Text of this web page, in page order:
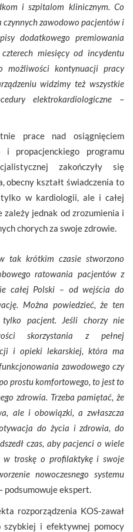
i szpitalom klinicznym. Co
czynnych zawodowo pacjentów i
dodatkowego premiowania
miesięcy od incydentu
możliwości kontynuacji pracy
widzimy też wszystkie
elektrokardiologiczne –
prace nad osiągnięciem
i propacjenckiego programu
zakończyły się
obecny kształt świadczenia to
w kardiologii, ale i całej
zależy jednak od zrozumienia i
chorych za swoje zdrowie.
tak krótkim czasie stworzono
ratowania pacjentów z
całej Polski – od wejścia do
Można powiedzieć, że ten
tylko pacjent. Jeśli chorzy nie
skorzystania z pełnej
i opieki lekarskiej, która ma
zawodowego czy
prostu komfortowego, to jest to
zdrowia. Trzeba pamiętać, że
ale i obowiązki, a zwłaszcza
do życia i zdrowia, do
czas, aby pacjenci o wiele
w troskę o profilaktykę i swoje
nowoczesnego systemu
podsumowuje ekspert.
rozporządzenia KOS-zawał
szybkiej i efektywnej pomocy